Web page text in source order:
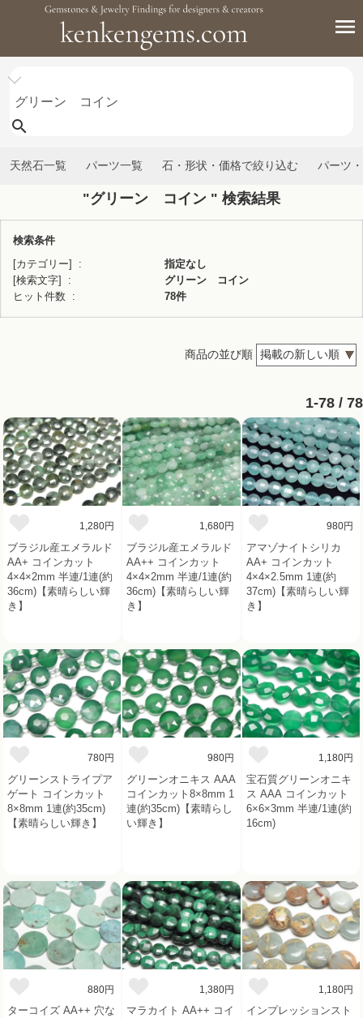
天然石一覧 パーツ一覧 石・形状・価格で絞り込む パーツ
"グリーン コイン " 検索結果
検索条件
[カテゴリー]
指定なし
[検索文字]
グリーン コイン
ヒット件数
78件
商品の並び順
1-78 / 78
1,280円
ブラジル産エメラルド
AA+ コインカット
4×4×2mm 半連/1連(約
36cm)【素晴らしい輝
き】
1,680円
ブラジル産エメラルド
AA++ コインカット
4×4×2mm 半連/1連(約
36cm)【素晴らしい輝
き】
980円
アマゾナイトシリカ
AA+ コインカット
4×4×2.5mm 1連(約
37cm)【素晴らしい輝
き】
780円
グリーンストライプア
ゲート コインカット
8×8mm 1連(約35cm)
【素晴らしい輝き】
980円
グリーンオニキス AAA
コインカット8×8mm 1
連(約35cm)【素晴らし
い輝き】
1,180円
宝石質グリーンオニキ
ス AAA コインカット
6×6×3mm 半連/1連(約
16cm)
880円
ターコイズ AA++ 穴な
1,380円
マラカイト AA++ コイ
1,180円
インプレッションスト